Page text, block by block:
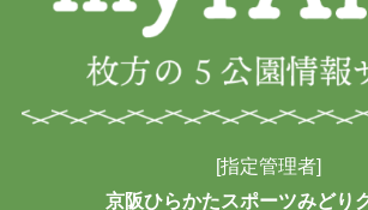
[指定管理者]
京阪ひらかたスポーツみどり